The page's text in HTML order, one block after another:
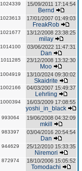
1024339 15/09/2011 17:14:54
Bernd
1023613 17/01/2007 01:49:03
FreakRob
1021677 13/12/2008 23:38:25
milay
1014100 03/06/2022 11:47:31
Dan
1011285 23/12/2008 13:32:30
Moo
1004919 13/10/2024 09:30:02
Skaidrite
1002166 04/03/2007 15:49:37
Lehrling
1000394 16/03/2009 17:08:55
yoshi_in_black
993064 19/06/2008 04:32:09
mkill
983397 03/04/2016 20:54:54
Dan
944629 25/12/2010 15:33:35
Niremori
872974 18/10/2006 15:05:52
Tomodachi